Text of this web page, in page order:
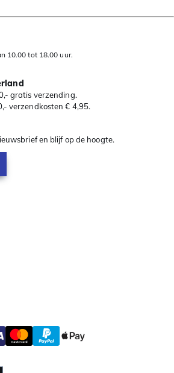
10.00 tot 18.00 uur.
gratis verzending.
verzendkosten € 4,95.
en blijf op de hoogte.